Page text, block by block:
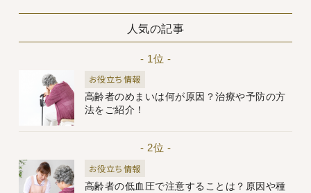
人気の記事
- 1位 -
お役立ち情報
高齢者のめまいは何が原因？治療や予防の方
法をご紹介！
- 2位 -
お役立ち情報
高齢者の低血圧で注意することは？原因や種